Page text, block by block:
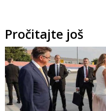
Pročitajte još